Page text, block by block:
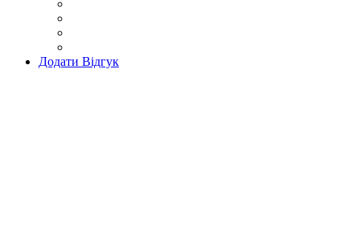
Додати Відгук